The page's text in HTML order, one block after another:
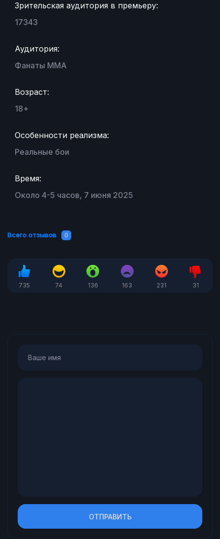
Зрительская аудитория в премьеру:
17343
Аудитория:
Фанаты MMA
Возраст:
18+
Особенности реализма:
Реальные бои
Время:
Около 4-5 часов, 7 июня 2025
Всего отзывов 0
735 74 136 163 231 31
ОТПРАВИТЬ